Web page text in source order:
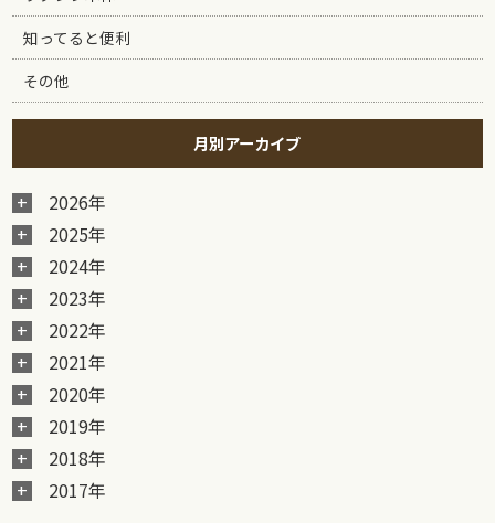
知ってると便利
その他
月別アーカイブ
2026年
2025年
2024年
2023年
2022年
2021年
2020年
2019年
2018年
2017年